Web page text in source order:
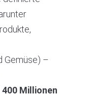
Gemüse) –
400 Millionen